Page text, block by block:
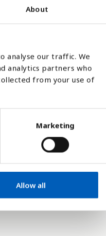
About
analyse our traffic. We
analytics partners who
from your use of
Marketing
Allow all
201
4
201
5
201
6
201
7
201
8
201
9